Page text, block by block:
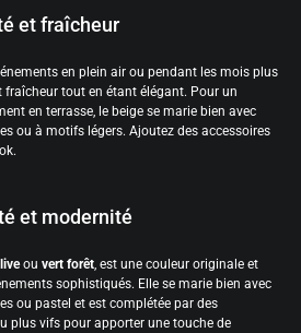
et fraîcheur
en plein air ou pendant les mois plus
fraîcheur tout en étant élégant. Pour un
en terrasse, le beige se marie bien avec
ou à motifs légers. Ajoutez des accessoires
et modernité
ou vert forêt, est une couleur originale et
sophistiqués. Elle se marie bien avec
ou pastel et est complétée par des
plus vifs pour apporter une touche de